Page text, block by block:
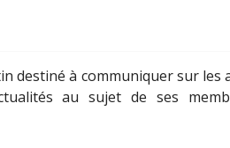
destiné à communiquer sur les
au sujet de ses